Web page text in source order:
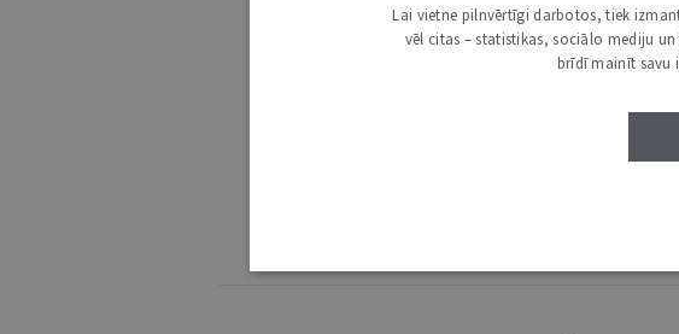
Lai vietne pilnvērtīgi darbotos, tiek
vēl citas – statistikas, sociālo mediju
brīdī mainīt savu